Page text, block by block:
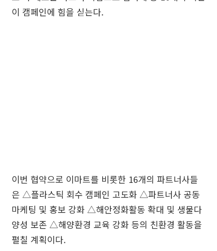
이 캠페인에 힘을 싣는다.
이번 협약으로 이마트를 비롯한 16개의 파트너사들
은 △플라스틱 회수 캠페인 고도화 △파트너사 공동
마케팅 및 홍보 강화 △해안정화활동 확대 및 생물다
양성 보존 △해양환경 교육 강화 등의 친환경 활동을
펼칠 계획이다.